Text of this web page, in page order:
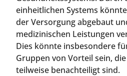
einheitlichen Systems
der Versorgung abgebaut
medizinischen Leistungen
Dies könnte insbesondere
Gruppen von Vorteil sein,
teilweise benachteiligt sind.